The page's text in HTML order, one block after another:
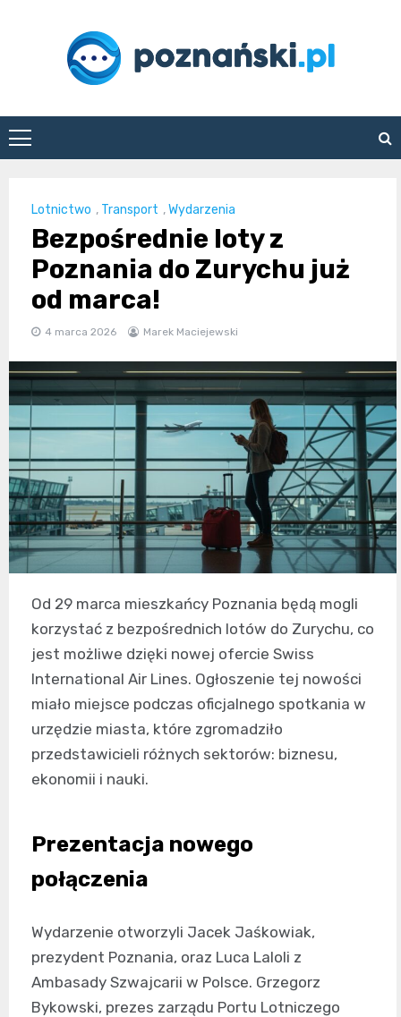
poznanski.pl
Lotnictwo , Transport ,Wydarzenia
Bezpośrednie loty z
Poznania do Zurychu już
od marca!
4 marca 2026 Marek Maciejewski
Od 29 marca mieszkańcy Poznania będą mogli
korzystać z bezpośrednich lotów do Zurychu, co
jest możliwe dzięki nowej ofercie Swiss
International Air Lines. Ogłoszenie tej nowości
miało miejsce podczas oficjalnego spotkania w
urzędzie miasta, które zgromadziło
przedstawicieli różnych sektorów: biznesu,
ekonomii i nauki.
Prezentacja nowego
połączenia
Wydarzenie otworzyli Jacek Jaśkowiak,
prezydent Poznania, oraz Luca Laloli z
Ambasady Szwajcarii w Polsce. Grzegorz
Bykowski, prezes zarządu Portu Lotniczego